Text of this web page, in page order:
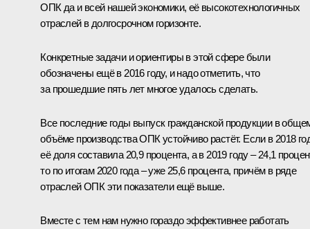
ОПК да и всей нашей экономики, её высокотехнологичных
отраслей в долгосрочном горизонте.
Конкретные задачи и ориентиры в этой сфере были
обозначены ещё в 2016 году, и надо отметить, что
за прошедшие пять лет многое удалось сделать.
Все последние годы выпуск гражданской продукции в
объёме производства ОПК устойчиво растёт. Если в 2018
её доля составила 20,9 процента, а в 2019 году – 24,1
то по итогам 2020 года – уже 25,6 процента, причём в ряде
отраслей ОПК эти показатели ещё выше.
Вместе с тем нам нужно гораздо эффективнее работать